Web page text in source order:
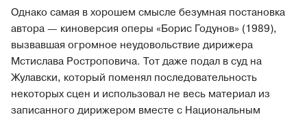
Однако самая в хорошем смысле безумная постановка
автора — киноверсия оперы «Борис Годунов» (1989),
вызвавшая огромное неудовольствие дирижера
Мстислава Ростроповича. Тот даже подал в суд на
Жулавски, который поменял последовательность
некоторых сцен и использовал не весь материал из
записанного дирижером вместе с Национальным